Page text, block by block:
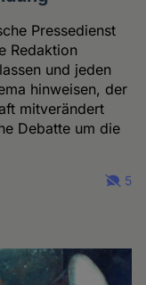
Pressedienst
Redaktion
und jeden
hinweisen, der
mitverändert
Debatte um die
5